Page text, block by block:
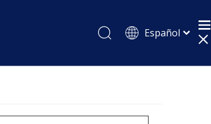
Español
Pусский